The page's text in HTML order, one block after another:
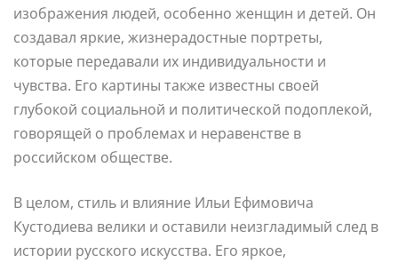
изображения людей, особенно женщин и детей. Он
создавал яркие, жизнерадостные портреты,
которые передавали их индивидуальности и
чувства. Его картины также известны своей
глубокой социальной и политической подоплекой,
говорящей о проблемах и неравенстве в
российском обществе.
В целом, стиль и влияние Ильи Ефимовича
Кустодиева велики и оставили неизгладимый след в
истории русского искусства. Его яркое,